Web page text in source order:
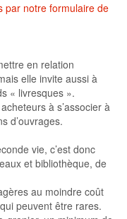
par notre formulaire de
en relation
elle invite aussi à
« livresques ».
à s’associer à
d’ouvrages.
vie, c’est donc
et bibliothèque, de
au moindre coût
peuvent être rares.